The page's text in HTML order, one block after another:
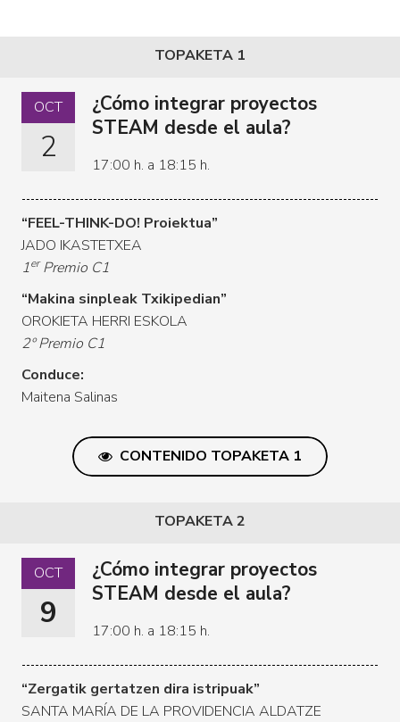
TOPAKETA 1
OCT
2
¿Cómo integrar proyectos
STEAM desde el aula?
17:00 h. a 18:15 h.
“FEEL-THINK-DO! Proiektua”
JADO IKASTETXEA
1erPremio C1
“Makina sinpleak Txikipedian”
OROKIETA HERRI ESKOLA
2º Premio C1
Conduce:
Maitena Salinas
CONTENIDO TOPAKETA 1
TOPAKETA 2
OCT
9
¿Cómo integrar proyectos
STEAM desde el aula?
17:00 h. a 18:15 h.
“Zergatik gertatzen dira istripuak”
SANTA MARÍA DE LA PROVIDENCIA ALDATZE